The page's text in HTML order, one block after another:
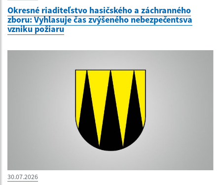
Okresné riaditeľstvo hasičského a záchranného
zboru: Vyhlasuje čas zvýšeného nebezpečentsva
vzniku požiaru
30.07.2026